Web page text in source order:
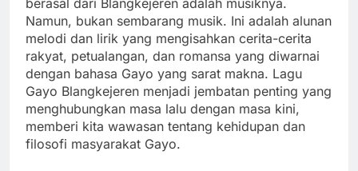
Namun, bukan sembarang musik. Ini adalah alunan
melodi dan lirik yang mengisahkan cerita-cerita
rakyat, petualangan, dan romansa yang diwarnai
dengan bahasa Gayo yang sarat makna. Lagu
Gayo Blangkejeren menjadi jembatan penting yang
menghubungkan masa lalu dengan masa kini,
memberi kita wawasan tentang kehidupan dan
filosofi masyarakat Gayo.